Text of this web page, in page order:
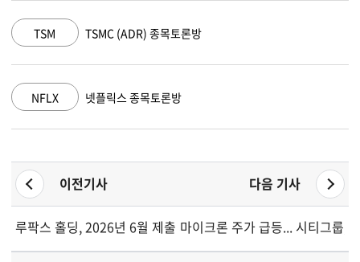
TSMC (ADR) 종목토론방
넷플릭스 종목토론방
이전기사 다음 기사
루팍스 홀딩, 2026년 6월 제출 서류에서 승인 주식자본 변동 없
마이크론 주가 급등... 시티그룹,